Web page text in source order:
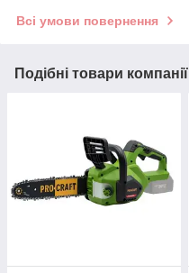
Всі умови повернення
Подібні товари компанії